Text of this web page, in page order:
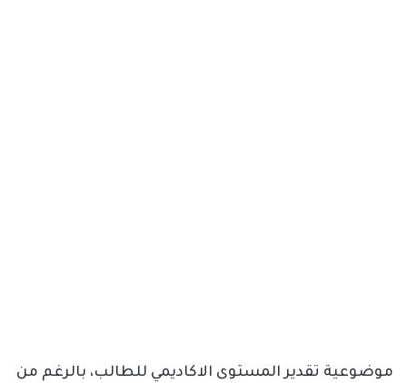
موضوعية تقدير المستوى الاكاديمي للطالب، بالرغم من